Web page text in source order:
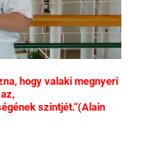
hogy valaki megnyeri
szintjét.“(Alain